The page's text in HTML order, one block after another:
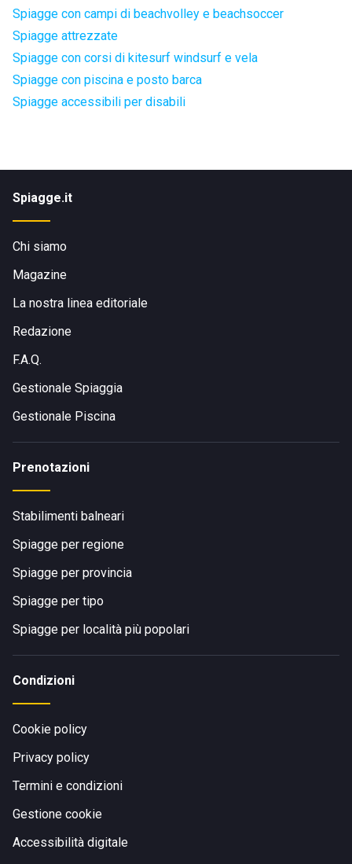
Spiagge con campi di beachvolley e beachsoccer
Spiagge attrezzate
Spiagge con corsi di kitesurf windsurf e vela
Spiagge con piscina e posto barca
Spiagge accessibili per disabili
Spiagge.it
Chi siamo
Magazine
La nostra linea editoriale
Redazione
F.A.Q.
Gestionale Spiaggia
Gestionale Piscina
Prenotazioni
Stabilimenti balneari
Spiagge per regione
Spiagge per provincia
Spiagge per tipo
Spiagge per località più popolari
Condizioni
Cookie policy
Privacy policy
Termini e condizioni
Gestione cookie
Accessibilità digitale